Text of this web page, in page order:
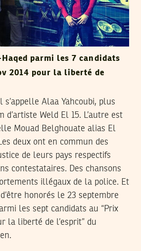
parmi les 7 candidats
2014 pour la liberté de
s’appelle Alaa Yahcoubi, plus
d’artiste Weld El 15. L’autre est
Mouad Belghouate alias El
deux ont en commun des
de leurs pays respectifs
contestataires. Des chansons
illégaux de la police. Et
honorés le 23 septembre
les sept candidats au “Prix
la liberté de l’esprit” du